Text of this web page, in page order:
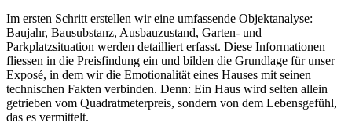
Im ersten Schritt erstellen wir eine umfassende Objektanalyse:
Baujahr, Bausubstanz, Ausbauzustand, Garten- und
Parkplatzsituation werden detailliert erfasst. Diese Informationen
fliessen in die Preisfindung ein und bilden die Grundlage für unser
Exposé, in dem wir die Emotionalität eines Hauses mit seinen
technischen Fakten verbinden. Denn: Ein Haus wird selten allein
getrieben vom Quadratmeterpreis, sondern von dem Lebensgefühl,
das es vermittelt.